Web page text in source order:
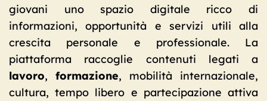
giovani uno spazio digitale ricco di
informazioni, opportunità e servizi utili alla
crescita personale e professionale. La
piattaforma raccoglie contenuti legati a
lavoro, formazione, mobilità internazionale,
cultura, tempo libero e partecipazione attiva